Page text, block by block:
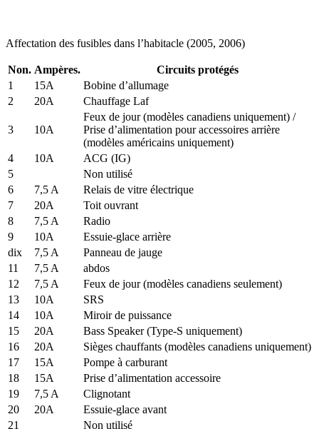
Affectation des fusibles dans l’habitacle (2005, 2006)
Non. Ampères.
Circuits protégés
1
15A
Bobine d’allumage
2
20A Chauffage Laf
3 10A
Feux de jour (modèles canadiens uniquement) /
Prise d’alimentation pour accessoires arrière
(modèles américains uniquement)
4
10A
ACG (IG)
5
Non utilisé
6
7,5 A
Relais de vitre électrique
7
20A
Toit ouvrant
8
7,5 A
Radio
9
10A
Essuie-glace arrière
dix
7,5 A
Panneau de jauge
11
7,5 A
abdos
12
7,5 A
Feux de jour (modèles canadiens seulement)
13
10A
SRS
14
10A
Miroir de puissance
15
20A
Bass Speaker (Type-S uniquement)
16
20A
Sièges chauffants (modèles canadiens uniquement)
17
15A
Pompe à carburant
18
15A
Prise d’alimentation accessoire
19
7,5 A
Clignotant
20
20A
Essuie-glace avant
21
Non utilisé